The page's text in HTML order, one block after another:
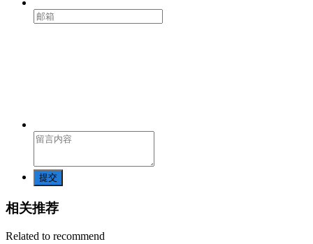
提交
相关推荐
Related to recommend